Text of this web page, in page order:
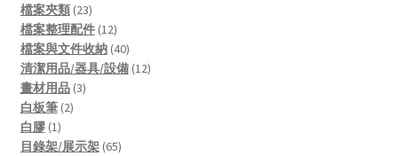
product
檔案夾類 2323
products
檔案整理配件 1212
products
檔案與文件收納 4040
products
清潔用品/器具/設備 1212
畫材用品 33
白板筆 22
白膠 11
product
目錄架/展示架 6565